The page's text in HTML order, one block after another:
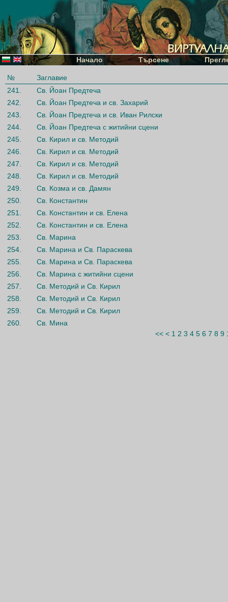
Начало Търсене
№
Заглавие
241.
Св. Йоан Предтеча
242.
Св. Йоан Предтеча и св. Захарий
243.
Св. Йоан Предтеча и св. Иван Рилски
244.
Св. Йоан Предтеча с житийни сцени
245.
Св. Кирил и св. Методий
246.
Св. Кирил и св. Методий
247.
Св. Кирил и св. Методий
248.
Св. Кирил и св. Методий
249.
Св. Козма и св. Дамян
250.
Св. Константин
251.
Св. Константин и св. Елена
252.
Св. Константин и св. Елена
253.
Св. Марина
254.
Св. Марина и Св. Параскева
255.
Св. Марина и Св. Параскева
256.
Св. Марина с житийни сцени
257.
Св. Методий и Св. Кирил
258.
Св. Методий и Св. Кирил
259.
Св. Методий и Св. Кирил
260.
Св. Мина
<< < 1 2 3 4 5 6 7 8 9